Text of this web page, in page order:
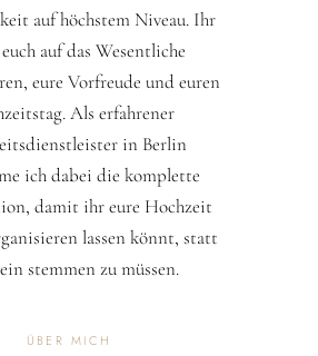
auf höchstem Niveau. Ihr
auf das Wesentliche
eure Vorfreude und euren
Als erfahrener
in Berlin
ich dabei die komplette
damit ihr eure Hochzeit
lassen könnt, statt
stemmen zu müssen.
ÜBER MICH